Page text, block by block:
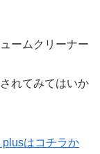
ームクリーナー
れてみてはいか
はコチラか